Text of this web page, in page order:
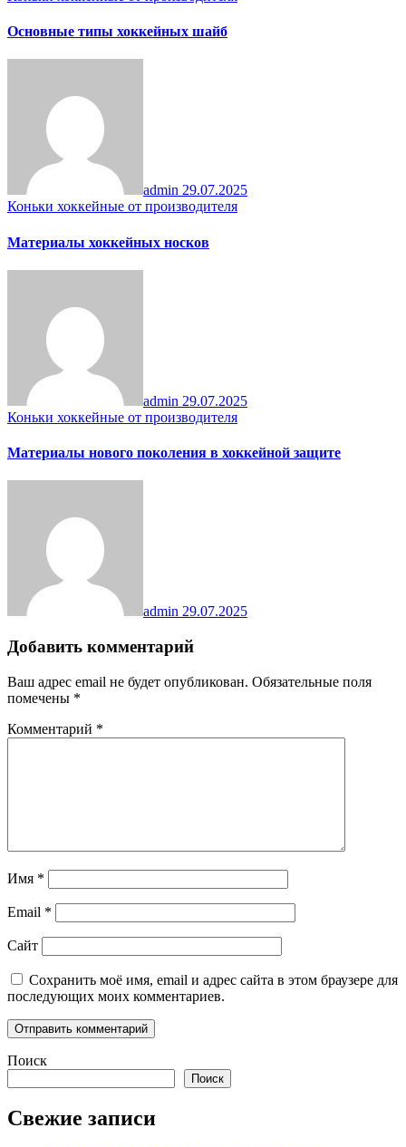
Основные типы хоккейных шайб
admin 29.07.2025
Коньки хоккейные от производителя
Материалы хоккейных носков
admin 29.07.2025
Коньки хоккейные от производителя
Материалы нового поколения в хоккейной защите
admin 29.07.2025
Добавить комментарий
Ваш адрес email не будет опубликован. Обязательные поля
помечены *
Комментарий *
Имя *
Email *
Сайт
Сохранить моё имя, email и адрес сайта в этом браузере для
последующих моих комментариев.
Поиск
Поиск
Свежие записи